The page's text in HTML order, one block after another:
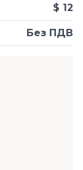
Без ПДВ
$ 12